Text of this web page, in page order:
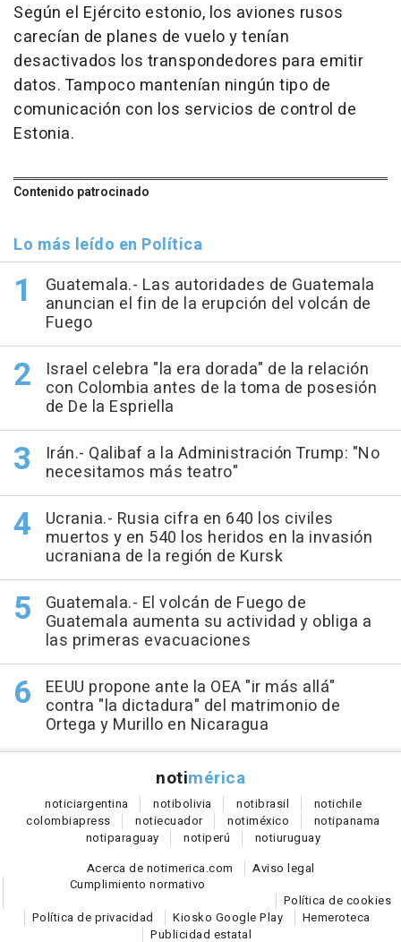
Según el Ejército estonio, los aviones rusos
carecían de planes de vuelo y tenían
desactivados los transpondedores para emitir
datos. Tampoco mantenían ningún tipo de
comunicación con los servicios de control de
Estonia.
Contenido patrocinado
Lo más leído en Política
Guatemala.- Las autoridades de Guatemala
anuncian el fin de la erupción del volcán de
Fuego
Israel celebra "la era dorada" de la relación
con Colombia antes de la toma de posesión
de De la Espriella
Irán.- Qalibaf a la Administración Trump: "No
necesitamos más teatro"
Ucrania.- Rusia cifra en 640 los civiles
muertos y en 540 los heridos en la invasión
ucraniana de la región de Kursk
Guatemala.- El volcán de Fuego de
Guatemala aumenta su actividad y obliga a
las primeras evacuaciones
EEUU propone ante la OEA "ir más allá"
contra "la dictadura" del matrimonio de
Ortega y Murillo en Nicaragua
notimérica
noticiargentina notibolivia notibrasil notichile
colombiapress notiecuador notiméxico notipanama
notiparaguay notiperú notiuruguay
Acerca de notimerica.com
Aviso legal
Cumplimiento normativo
Política de cookies
Política de privacidad
Kiosko Google Play
Hemeroteca
Publicidad estatal